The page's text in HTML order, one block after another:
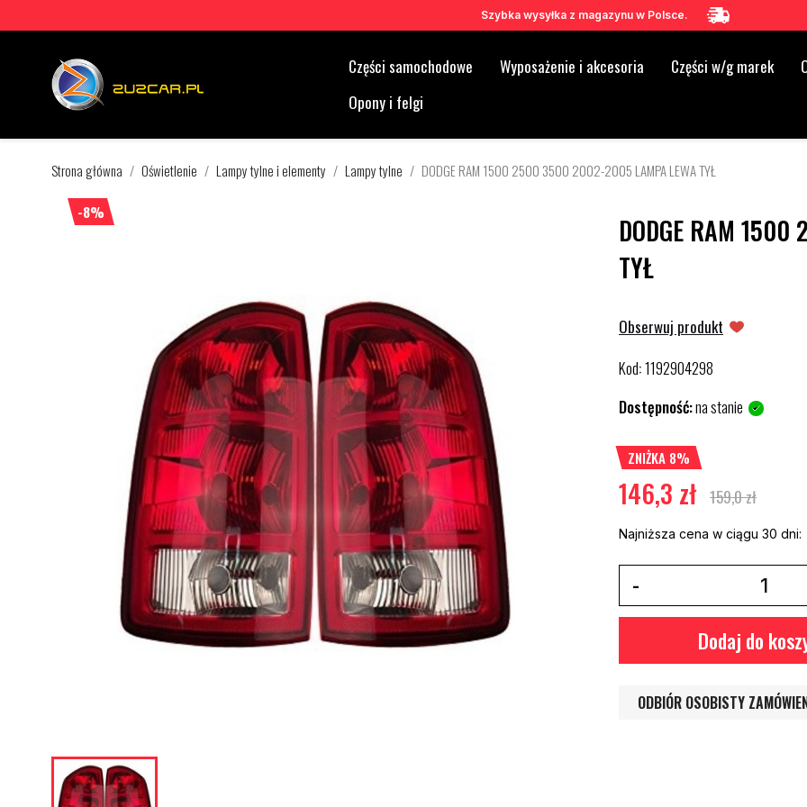
Szybka wysyłka z magazynu w Polsce.
Części samochodowe Wyposażenie i akcesoria Części w/g marek
Opony i felgi
Strona główna Oświetlenie Lampy tylne i elementy Lampy tylne DODGE RAM 1500 2500 3500 2002-2005 LAMPA LEWA TYŁ
-8%
DODGE RAM
TYŁ
Obserwuj produkt
Kod:1192904298
Dostępność:na stanie
ZNIŻKA 8%
146,3 zł 159,0 zł
Najniższa cena w ciągu 30 dni:
Dodaj do
ODBIÓR OSOBISTY